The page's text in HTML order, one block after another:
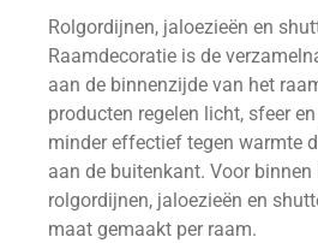
Rolgordijnen, jaloezieën en
Raamdecoratie is de
aan de binnenzijde van het
producten regelen licht, sfeer
minder effectief tegen warmte
aan de buitenkant. Voor
rolgordijnen, jaloezieën en
maat gemaakt per raam.